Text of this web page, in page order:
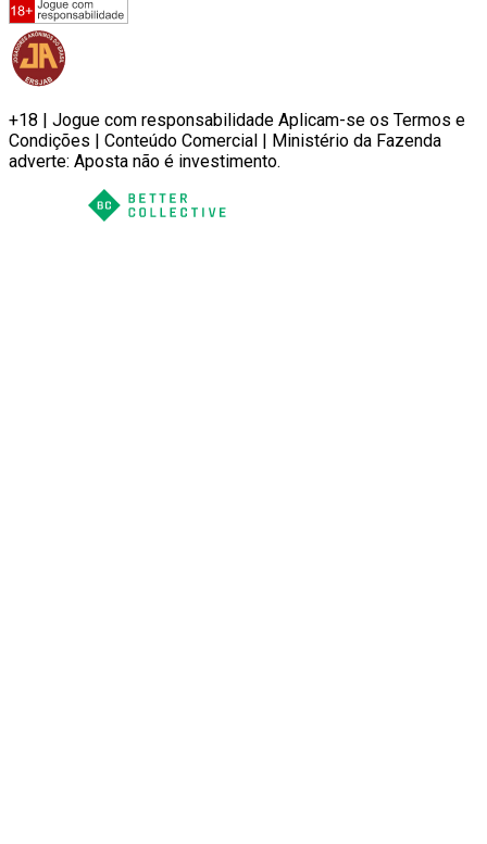
+18 | Jogue com responsabilidade Aplicam-se os Termos e
Condições | Conteúdo Comercial | Ministério da Fazenda
adverte: Aposta não é investimento.